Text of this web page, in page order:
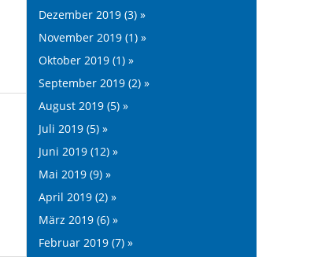
Dezember 2019 (3) »
November 2019 (1) »
Oktober 2019 (1) »
September 2019 (2) »
August 2019 (5) »
Juli 2019 (5) »
Juni 2019 (12) »
Mai 2019 (9) »
April 2019 (2) »
März 2019 (6) »
Februar 2019 (7) »